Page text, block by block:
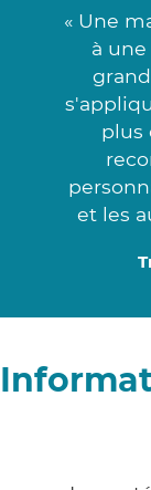
« Une
à
plus
et les